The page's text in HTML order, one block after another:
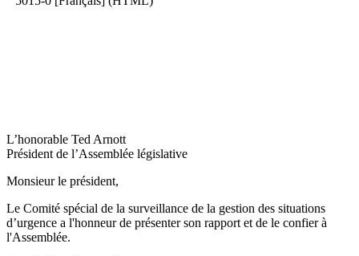
L’honorable Ted Arnott
Président de l’Assemblée législative
Monsieur le président,
Le Comité spécial de la surveillance de la gestion des situations
d’urgence a l'honneur de présenter son rapport et de le confier à
l'Assemblée.